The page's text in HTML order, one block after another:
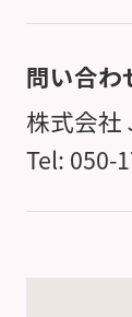
問い合わ
株式会
Tel: 050-